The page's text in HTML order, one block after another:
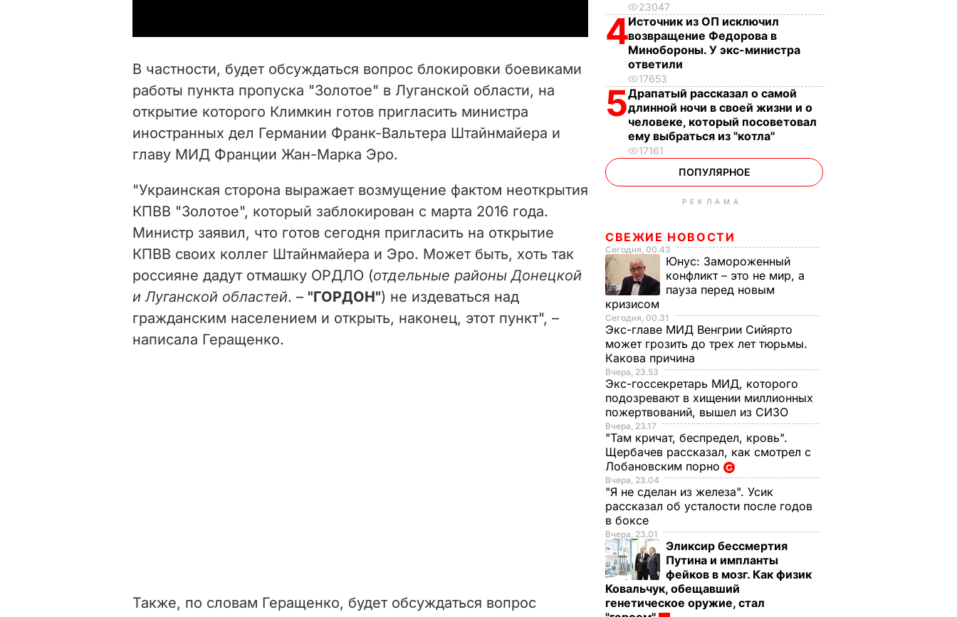
i
d
e
o
В частности, будет обсуждаться вопрос блокировки боевиками
работы пункта пропуска "Золотое" в Луганской области, на
открытие которого Климкин готов пригласить министра
иностранных дел Германии Франк-Вальтера Штайнмайера и
главу МИД Франции Жан-Марка Эро.
"Украинская сторона выражает возмущение фактом неоткрытия
КПВВ "Золотое", который заблокирован с марта 2016 года.
Министр заявил, что готов сегодня пригласить на открытие
КПВВ своих коллег Штайнмайера и Эро. Может быть, хоть так
россияне дадут отмашку ОРДЛО (отдельные районы Донецкой
и Луганской областей. – "ГОРДОН") не издеваться над
гражданским населением и открыть, наконец, этот пункт", –
написала Геращенко.
Также, по словам Геращенко, будет обсуждаться вопрос
23047
4Источник из ОП исключил
возвращение Федорова в
Минобороны. У экс-министра
ответили
17653
5Драпатый рассказал о самой
длинной ночи в своей жизни и о
человеке, который посоветовал
ему выбраться из "котла"
17161
ПОПУЛЯРНОЕ
РЕКЛАМА
СВЕЖИЕ НОВОСТИ
Сегодня, 00.43
Юнус: Замороженный
конфликт – это не мир, а
пауза перед новым
кризисом
Сегодня, 00.31
Экс-главе МИД Венгрии Сийярто
может грозить до трех лет тюрьмы.
Какова причина
Вчера, 23.53
Экс-госсекретарь МИД, которого
подозревают в хищении миллионных
пожертвований, вышел из СИЗО
Вчера, 23.17
"Там кричат, беспредел, кровь".
Щербачев рассказал, как смотрел с
Лобановским порно
Вчера, 23.04
"Я не сделан из железа". Усик
рассказал об усталости после годов
в боксе
Вчера, 23.01
Эликсир бессмертия
Путина и импланты
фейков в мозг. Как физик
Ковальчук, обещавший
генетическое оружие, стал